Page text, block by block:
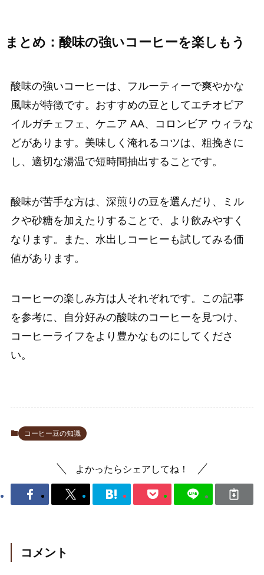
まとめ：酸味の強いコーヒーを楽しもう
酸味の強いコーヒーは、フルーティーで爽やかな
風味が特徴です。おすすめの豆としてエチオピア
イルガチェフェ、ケニア AA、コロンビア ウィラな
どがあります。美味しく淹れるコツは、粗挽きに
し、適切な湯温で短時間抽出することです。
酸味が苦手な方は、深煎りの豆を選んだり、ミル
クや砂糖を加えたりすることで、より飲みやすく
なります。また、水出しコーヒーも試してみる価
値があります。
コーヒーの楽しみ方は人それぞれです。この記事
を参考に、自分好みの酸味のコーヒーを見つけ、
コーヒーライフをより豊かなものにしてくださ
い。
コーヒー豆の知識
よかったらシェアしてね！
コメント